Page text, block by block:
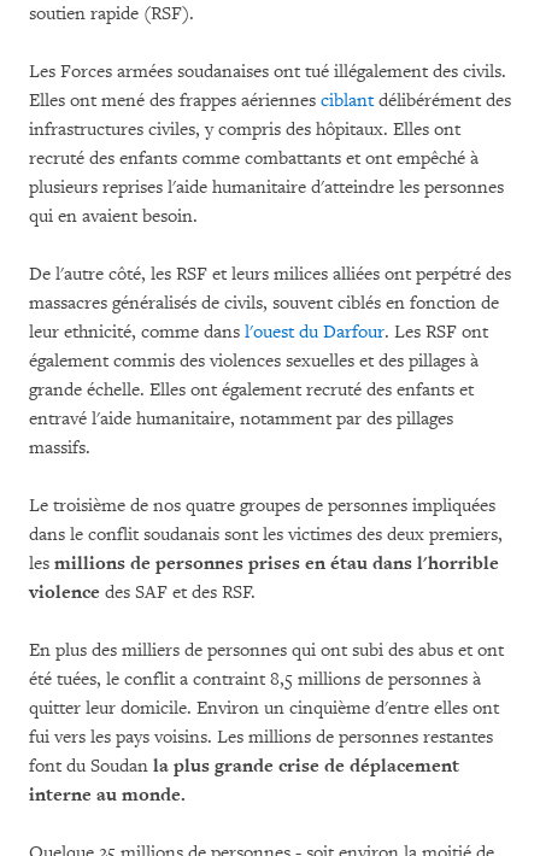
soutien rapide (RSF).
Les Forces armées soudanaises ont tué illégalement des civils.
Elles ont mené des frappes aériennes ciblantdélibérément des
infrastructures civiles, y compris des hôpitaux. Elles ont
recruté des enfants comme combattants et ont empêché à
plusieurs reprises l'aide humanitaire d'atteindre les personnes
qui en avaient besoin.
De l'autre côté, les RSF et leurs milices alliées ont perpétré des
massacres généralisés de civils, souvent ciblés en fonction de
leur ethnicité, comme dans l'ouest du Darfour. Les RSF ont
également commis des violences sexuelles et des pillages à
grande échelle. Elles ont également recruté des enfants et
entravé l'aide humanitaire, notamment par des pillages
massifs.
Le troisième de nos quatre groupes de personnes impliquées
dans le conflit soudanais sont les victimes des deux premiers,
les millions de personnes prises en étau dans l'horrible
violence des SAF et des RSF.
En plus des milliers de personnes qui ont subi des abus et ont
été tuées, le conflit a contraint 8,5 millions de personnes à
quitter leur domicile. Environ un cinquième d'entre elles ont
fui vers les pays voisins. Les millions de personnes restantes
font du Soudan la plus grande crise de déplacement
interne au monde.